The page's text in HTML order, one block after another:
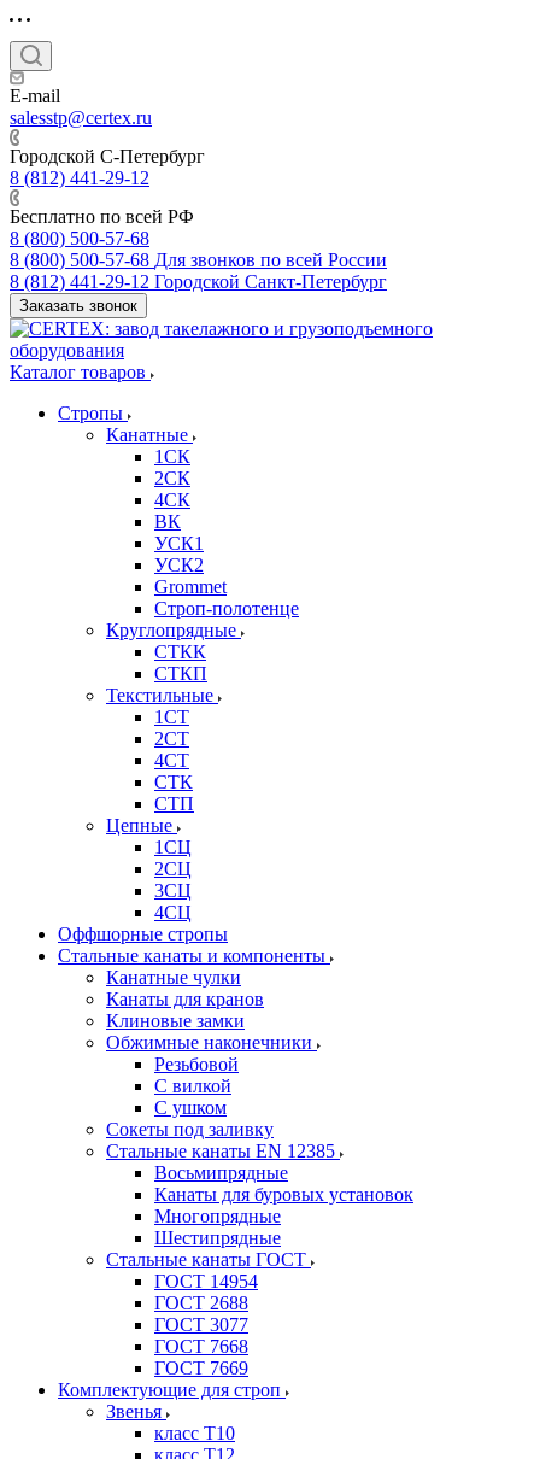
E-mail
salesstp@certex.ru
Городской С-Петербург
8 (812) 441-29-12
Бесплатно по всей РФ
8 (800) 500-57-68
8 (800) 500-57-68 Для звонков по всей России
8 (812) 441-29-12 Городской Санкт-Петербург
Заказать звонок
Каталог товаров
Стропы
Канатные
1СК
2СК
4СК
ВК
УСК1
УСК2
Grommet
Строп-полотенце
Круглопрядные
СТКК
СТКП
Текстильные
1СТ
2СТ
4СТ
СТК
СТП
Цепные
1СЦ
2СЦ
3СЦ
4СЦ
Оффшорные стропы
Стальные канаты и компоненты
Канатные чулки
Канаты для кранов
Клиновые замки
Обжимные наконечники
Резьбовой
С вилкой
С ушком
Сокеты под заливку
Стальные канаты EN 12385
Восьмипрядные
Канаты для буровых установок
Многопрядные
Шестипрядные
Стальные канаты ГОСТ
ГОСТ 14954
ГОСТ 2688
ГОСТ 3077
ГОСТ 7668
ГОСТ 7669
Комплектующие для строп
Звенья
класс Т10
класс Т12